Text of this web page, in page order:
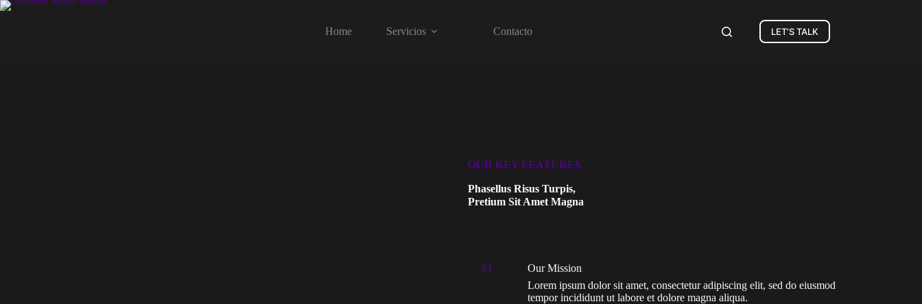
Home Servicios Contacto LET'S TALK
OUR KEY FEATURES
Phasellus Risus Turpis,
Pretium Sit Amet Magna
#1
Our Mission
Lorem ipsum dolor sit amet, consectetur adipiscing elit, sed do eiusmod
tempor incididunt ut labore et dolore magna aliqua.